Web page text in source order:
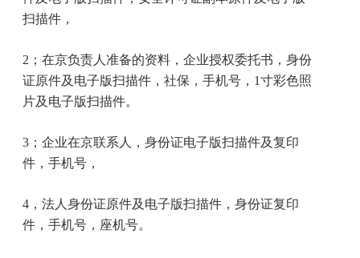
扫描件，
2 ；在京负责人准备的资料，企业授权委托书，身份
证原件及电子版扫描件，社保，手机号， 1寸彩色照
片及电子版扫描件。
3 ；企业在京联系人，身份证电子版扫描件及复印
件，手机号，
4 ，法人身份证原件及电子版扫描件，身份证复印
件，手机号，座机号。